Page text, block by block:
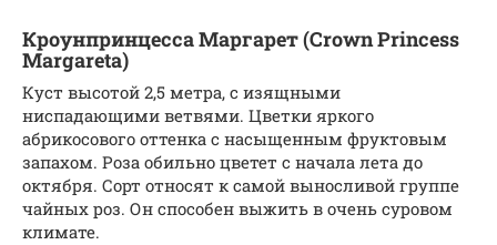
Кроунпринцесса Маргарет (Crown Princess
Margareta)
Куст высотой 2,5 метра, с изящными
ниспадающими ветвями. Цветки яркого
абрикосового оттенка с насыщенным фруктовым
запахом. Роза обильно цветет с начала лета до
октября. Сорт относят к самой выносливой группе
чайных роз. Он способен выжить в очень суровом
климате.